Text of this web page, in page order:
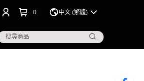
0 中文 (繁體)